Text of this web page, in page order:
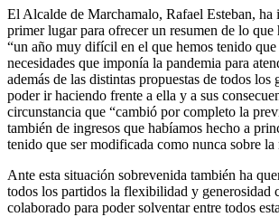
El Alcalde de Marchamalo, Rafael Esteban, ha
primer lugar para ofrecer un resumen de lo que
“un año muy difícil en el que hemos tenido
necesidades que imponía la pandemia para
además de las distintas propuestas de todos los
poder ir haciendo frente a ella y a sus
circunstancia que “cambió por completo la
también de ingresos que habíamos hecho a
tenido que ser modificada como nunca sobre la
Ante esta situación sobrevenida también ha
todos los partidos la flexibilidad y generosidad
colaborado para poder solventar entre todos